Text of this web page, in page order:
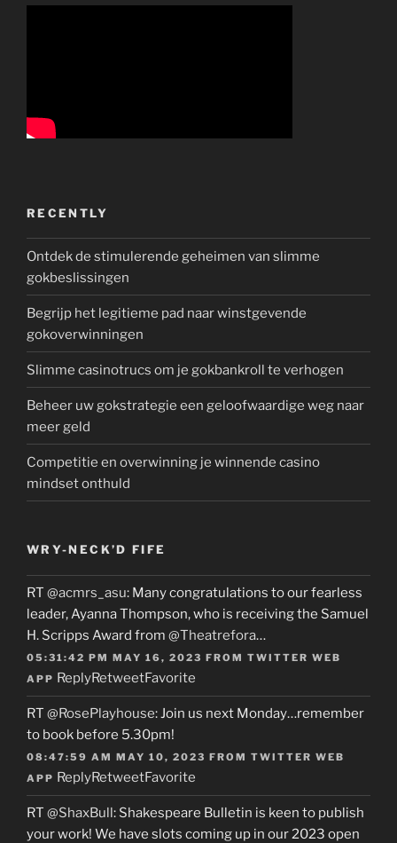
RECENTLY
Ontdek de stimulerende geheimen van slimme
gokbeslissingen
Begrijp het legitieme pad naar winstgevende
gokoverwinningen
Slimme casinotrucs om je gokbankroll te verhogen
Beheer uw gokstrategie een geloofwaardige weg naar
meer geld
Competitie en overwinning je winnende casino
mindset onthuld
WRY-NECK’D FIFE
RT @acmrs_asu: Many congratulations to our fearless
leader, Ayanna Thompson, who is receiving the Samuel
H. Scripps Award from @Theatrefora…
05:31:42 PM MAY 16, 2023 FROM TWITTER WEB
APP ReplyRetweetFavorite
RT @RosePlayhouse: Join us next Monday…remember
to book before 5.30pm!
08:47:59 AM MAY 10, 2023 FROM TWITTER WEB
APP ReplyRetweetFavorite
RT @ShaxBull: Shakespeare Bulletin is keen to publish
your work! We have slots coming up in our 2023 open